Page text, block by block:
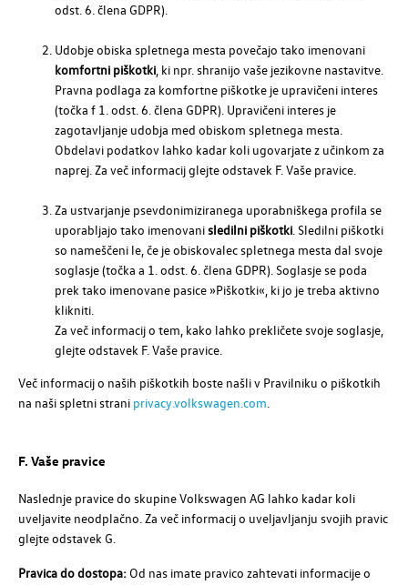
odst. 6. člena GDPR).
Udobje obiska spletnega mesta povečajo tako imenovani
komfortni piškotki, ki npr. shranijo vaše jezikovne nastavitve.
Pravna podlaga za komfortne piškotke je upravičeni interes
(točka f 1. odst. 6. člena GDPR). Upravičeni interes je
zagotavljanje udobja med obiskom spletnega mesta.
Obdelavi podatkov lahko kadar koli ugovarjate z učinkom za
naprej. Za več informacij glejte odstavek F. Vaše pravice.
Za ustvarjanje psevdonimiziranega uporabniškega profila se
uporabljajo tako imenovanisledilni piškotki. Sledilni piškotki
so nameščeni le, če je obiskovalec spletnega mesta dal svoje
soglasje (točka a 1. odst. 6. člena GDPR). Soglasje se poda
prek tako imenovane pasice »Piškotki«, ki jo je treba aktivno
klikniti.
Za več informacij o tem, kako lahko prekličete svoje soglasje,
glejte odstavek F. Vaše pravice.
Več informacij o naših piškotkih boste našli v Pravilniku o piškotkih
na naši spletni strani privacy.volkswagen.com.
F. Vaše pravice
Naslednje pravice do skupineVolkswagen AG lahko kadar koli
uveljavite neodplačno. Za več informacij o uveljavljanju svojih pravic
glejte odstavek G.
Pravica do dostopa: Od nas imate pravico zahtevati informacije o